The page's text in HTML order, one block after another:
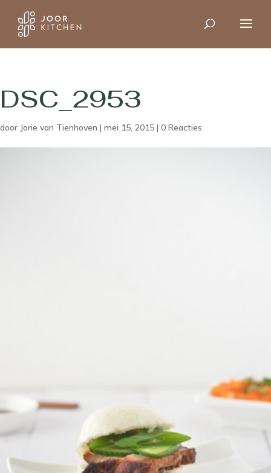
DSC_2953
door Jorie van Tienhoven | mei 15, 2015 | 0 Reacties